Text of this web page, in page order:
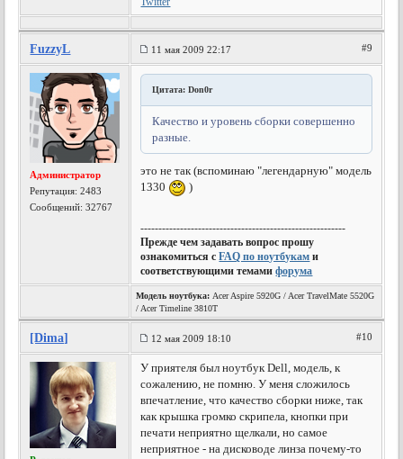
FuzzyL 11 мая 2009 22:17 #9
Администратор
Репутация:2483
Сообщений: 32767
Цитата: Don0r
Качество и уровень сборки совершенно
разные.
это не так (вспоминаю "легендарную" модель
1330
)
---------------------------------------------------------
Прежде чем задавать вопрос прошу
ознакомиться сFAQ по ноутбукам и
соответствующими темамифорума
Модель ноутбука: Acer Aspire 5920G / Acer TravelMate 5520G
/ Acer Timeline 3810T
[Dima] 12 мая 2009 18:10 #10
У приятеля был ноутбук Dell, модель, к
сожалению, не помню. У меня сложилось
впечатление, что качество сборки ниже, так
как крышка громко скрипела, кнопки при
печати неприятно щелкали, но самое
неприятное - на дисководе линза почему-то